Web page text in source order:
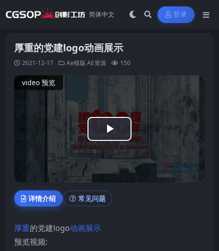
登录
厚重的党建logo动画展示
2021-12-17 Ae模版 AE资源 150
video 预览
Play
Video
详情介绍 常见问题
厚重的党建logo动画展示
预览视频: